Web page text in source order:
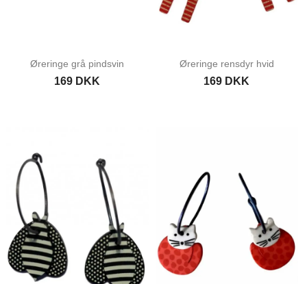
Øreringe grå pindsvin
169 DKK
Øreringe rensdyr hvid
169 DKK